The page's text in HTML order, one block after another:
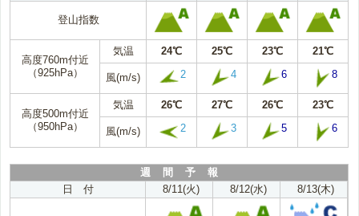
登山指数
高度760m付近
（925hPa）
気温 24℃ 25℃ 23℃ 21℃
風(m/s) 2 4 6 8
高度500m付近
（950hPa）
気温 26℃ 27℃ 26℃ 23℃
風(m/s) 2 3 5 6
週 間 予 報
日 付
8/11(火) 8/12(水) 8/13(木)